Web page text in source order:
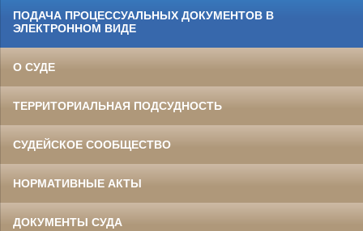
ПОДАЧА ПРОЦЕССУАЛЬНЫХ ДОКУМЕНТОВ В
ЭЛЕКТРОННОМ ВИДЕ
О СУДЕ
ТЕРРИТОРИАЛЬНАЯ ПОДСУДНОСТЬ
СУДЕЙСКОЕ СООБЩЕСТВО
НОРМАТИВНЫЕ АКТЫ
ДОКУМЕНТЫ СУДА